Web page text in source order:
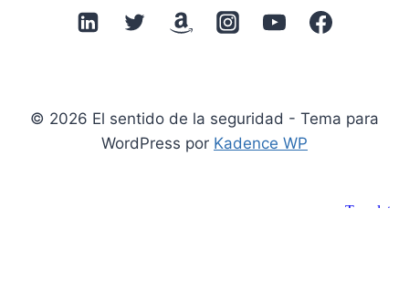
© 2026 El sentido de la seguridad - Tema para
WordPress por Kadence WP